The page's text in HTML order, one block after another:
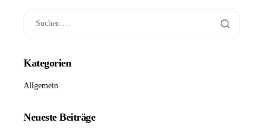
Kategorien
Allgemein
Neueste Beiträge